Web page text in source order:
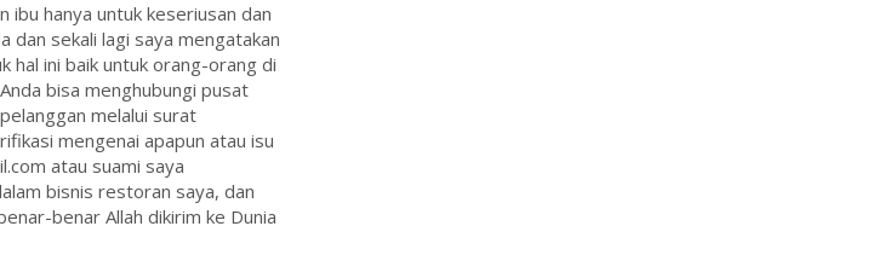
hanya untuk keseriusan dan
dan sekali lagi saya mengatakan
hal ini baik untuk orang-orang di
bisa menghubungi pusat
melalui surat
mengenai apapun atau isu
atau suami saya
bisnis restoran saya, dan
benar Allah dikirim ke Dunia